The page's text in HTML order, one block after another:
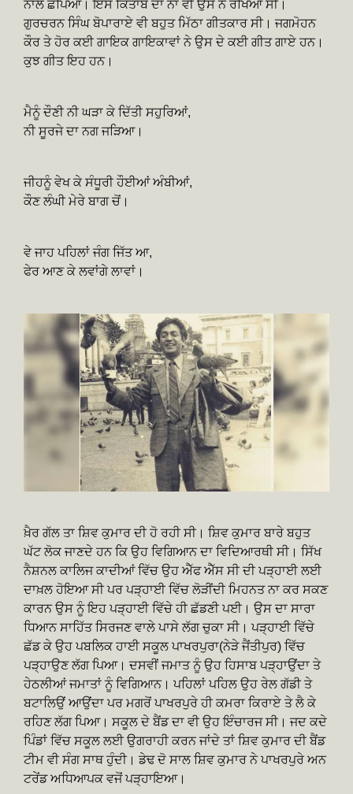
ਨਾਲ ਛਪਿਆ। ਇਸ ਕਿਤਾਬ ਦਾ ਨਾਂ ਵੀ ਉਸੇ ਨੇ ਰੱਖਿਆ ਸੀ।
ਗੁਰਚਰਨ ਸਿੰਘ ਬੋਪਾਰਾਏ ਵੀ ਬਹੁਤ ਮਿੱਠਾ ਗੀਤਕਾਰ ਸੀ। ਜਗਮੋਹਨ
ਕੌਰ ਤੇ ਹੋਰ ਕਈ ਗਾਇਕ ਗਾਇਕਾਵਾਂ ਨੇ ਉਸ ਦੇ ਕਈ ਗੀਤ ਗਾਏ ਹਨ।
ਕੁਝ ਗੀਤ ਇਹ ਹਨ।
ਮੈਨੂੰ ਦੌਣੀ ਨੀ ਘੜਾ ਕੇ ਦਿੱਤੀ ਸਹੁਰਿਆਂ,
ਨੀ ਸੂਰਜੇ ਦਾ ਨਗ ਜੜਿਆ।
ਜੀਹਨੂੰ ਵੇਖ ਕੇ ਸੰਧੂਰੀ ਹੌਈਆਂ ਅੰਬੀਆਂ,
ਕੌਣ ਲੰਘੀ ਮੇਰੇ ਬਾਗ ਚੋਂ।
ਵੇ ਜਾਹ ਪਹਿਲਾਂ ਜੰਗ ਜਿੱਤ ਆ,
ਫੇਰ ਆਣ ਕੇ ਲਵਾਂਗੇ ਲਾਵਾਂ।
ਖ਼ੈਰ ਗੱਲ ਤਾ ਸ਼ਿਵ ਕੁਮਾਰ ਦੀ ਹੋ ਰਹੀ ਸੀ। ਸ਼ਿਵ ਕੁਮਾਰ ਬਾਰੇ ਬਹੁਤ
ਘੱਟ ਲੋਕ ਜਾਣਦੇ ਹਨ ਕਿ ਉਹ ਵਿਗਿਆਨ ਦਾ ਵਿਦਿਆਰਥੀ ਸੀ। ਸਿੱਖ
ਨੈਸ਼ਨਲ ਕਾਲਿਜ ਕਾਦੀਆਂ ਵਿੱਚ ਉਹ ਐੱਫ ਐੱਸ ਸੀ ਦੀ ਪੜ੍ਹਾਈ ਲਈ
ਦਾਖ਼ਲ ਹੋਇਆ ਸੀ ਪਰ ਪੜ੍ਹਾਈ ਵਿੱਚ ਲੋੜੀਂਦੀ ਮਿਹਨਤ ਨਾ ਕਰ ਸਕਣ
ਕਾਰਨ ਉਸ ਨੂੰ ਇਹ ਪੜ੍ਹਾਈ ਵਿੱਚੇ ਹੀ ਛੱਡਣੀ ਪਈ। ਉਸ ਦਾ ਸਾਰਾ
ਧਿਆਨ ਸਾਹਿੱਤ ਸਿਰਜਣ ਵਾਲੇ ਪਾਸੇ ਲੱਗ ਚੁਕਾ ਸੀ। ਪੜ੍ਹਾਈ ਵਿੱਚੇ
ਛੱਡ ਕੇ ਉਹ ਪਬਲਿਕ ਹਾਈ ਸਕੂਲ ਪਾਖਰਪੁਰਾ(ਨੇੜੇ ਜੈਂਤੀਪੁਰ) ਵਿੱਚ
ਪੜ੍ਹਾਉਣ ਲੱਗ ਪਿਆ। ਦਸਵੀਂ ਜਮਾਤ ਨੂੰ ਉਹ ਹਿਸਾਬ ਪੜ੍ਹਾਉਂਦਾ ਤੇ
ਹੇਠਲੀਆਂ ਜਮਾਤਾਂ ਨੂੰ ਵਿਗਿਆਨ। ਪਹਿਲਾਂ ਪਹਿਲ ਉਹ ਰੇਲ ਗੱਡੀ ਤੇ
ਬਟਾਲਿਉਂ ਆਉਂਦਾ ਪਰ ਮਗਰੋਂ ਪਾਖਰਪੁਰੇ ਹੀ ਕਮਰਾ ਕਿਰਾਏ ਤੇ ਲੈ ਕੇ
ਰਹਿਣ ਲੱਗ ਪਿਆ। ਸਕੂਲ ਦੇ ਬੈਂਡ ਦਾ ਵੀ ਉਹ ਇੰਚਾਰਜ ਸੀ। ਜਦ ਕਦੇ
ਪਿੰਡਾਂ ਵਿੱਚ ਸਕੂਲ ਲਈ ਉਗਰਾਹੀ ਕਰਨ ਜਾਂਦੇ ਤਾਂ ਸ਼ਿਵ ਕੁਮਾਰ ਦੀ ਬੈਂਡ
ਟੀਮ ਵੀ ਸੰਗ ਸਾਥ ਹੁੰਦੀ। ਡੇਢ ਦੋ ਸਾਲ ਸ਼ਿਵ ਕੁਮਾਰ ਨੇ ਪਾਖਰਪੁਰੇ ਅਨ
ਟਰੇਂਡ ਅਧਿਆਪਕ ਵਜੋਂ ਪੜ੍ਹਾਇਆ।